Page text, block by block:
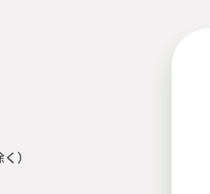
）